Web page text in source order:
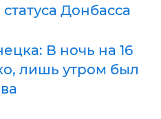
Донбасса
В ночь на 16
лишь утром был